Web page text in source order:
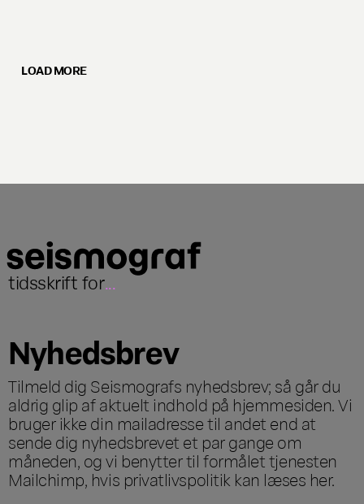
LOAD MORE
tidsskrift for...
Nyhedsbrev
Tilmeld dig Seismografs nyhedsbrev; så går du
aldrig glip af aktuelt indhold på hjemmesiden. Vi
bruger ikke din mailadresse til andet end at
sende dig nyhedsbrevet et par gange om
måneden, og vi benytter til formålet tjenesten
Mailchimp, hvis privatlivspolitik kan læses her.